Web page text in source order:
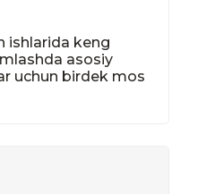
ishlarida keng
asosiy
uchun birdek mos